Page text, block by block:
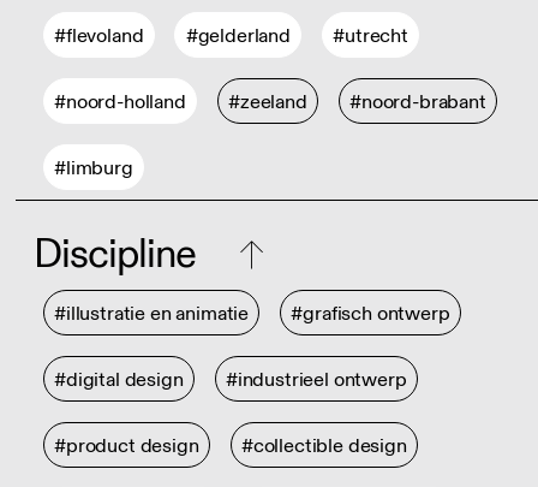
#flevoland #gelderland #utrecht
#noord-holland #zeeland #noord-brabant
#limburg
Discipline
#illustratie en animatie #grafisch ontwerp
#digital design #industrieel ontwerp
#product design #collectible design